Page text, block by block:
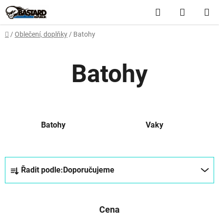
Přejít
na
obsah
Hledat
KOŠÍK
Domů
/ Oblečení, doplňky / Batohy
Batohy
Batohy Vaky
z
Řadit podle:Doporučujeme
Cena